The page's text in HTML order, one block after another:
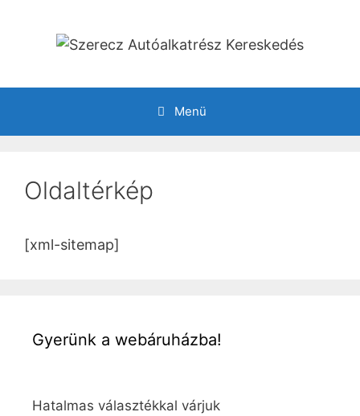
tartalomba
Menü
Oldaltérkép
[xml-sitemap]
Gyerünk a webáruházba!
Hatalmas választékkal várjuk